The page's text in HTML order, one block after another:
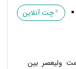
•چت آنلاین
ولیعصر بین